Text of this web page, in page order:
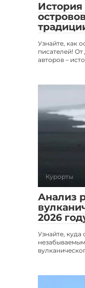
История
Узнайте, как
писателей!
авторов –
Курорты
Анализ
2026
Узнайте, куда